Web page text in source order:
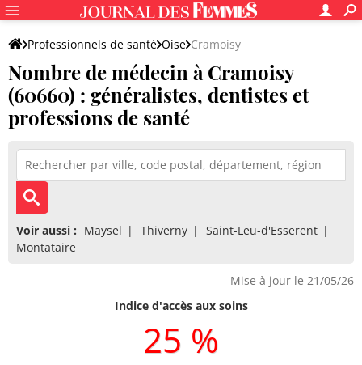
Professionnels de santé Oise Cramoisy
Nombre de médecin à Cramoisy
(60660) : généralistes, dentistes et
professions de santé
Voir aussi : Maysel Thiverny
Saint-Leu-d'Esserent
Montataire
Mise à jour le 21/05/26
Indice d'accès aux soins
25 %